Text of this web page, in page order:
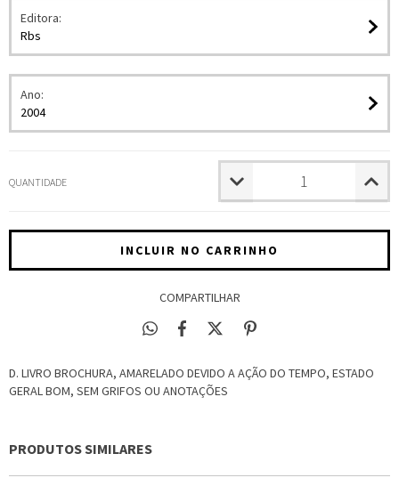
Editora:
Rbs
Ano:
2004
QUANTIDADE
COMPARTILHAR
D. LIVRO BROCHURA, AMARELADO DEVIDO A AÇÃO DO TEMPO, ESTADO
GERAL BOM, SEM GRIFOS OU ANOTAÇÕES
PRODUTOS SIMILARES